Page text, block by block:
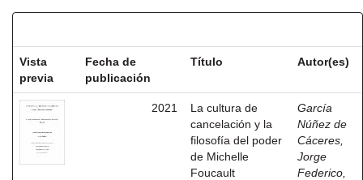
Vista
previa
Fecha de
publicación
Título Autor(es)
2021
La cultura de
cancelación y la
filosofía del poder
de Michelle
Foucault
García
Núñez de
Cáceres,
Jorge
Federico,